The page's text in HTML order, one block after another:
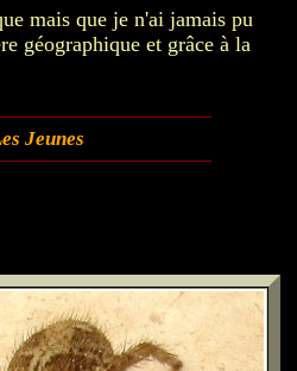
mais que je n'ai jamais pu
géographique et grâce à la
Jeunes